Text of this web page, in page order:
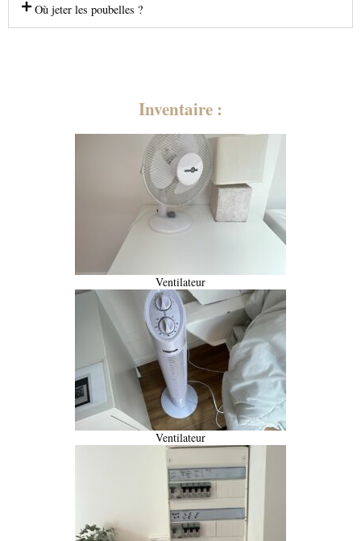
Où jeter les poubelles ?
Inventaire :
Ventilateur
Ventilateur